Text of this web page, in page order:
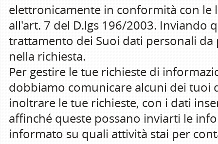
elettronicamente in conformità con le
all'art. 7 del D.lgs 196/2003. Inviando
trattamento dei Suoi dati personali da
nella richiesta.
Per gestire le tue richieste di
dobbiamo comunicare alcuni dei tuoi
inoltrare le tue richieste, con i dati
affinché queste possano inviarti le
informato su quali attività stai per